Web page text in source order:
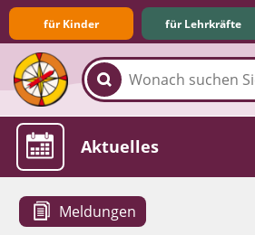
für Kinder für Lehrkräfte
Familie & Medien
Spieletipps &
Die Jüngsten im Netz
Lexikon
Aktuelles
Meldungen